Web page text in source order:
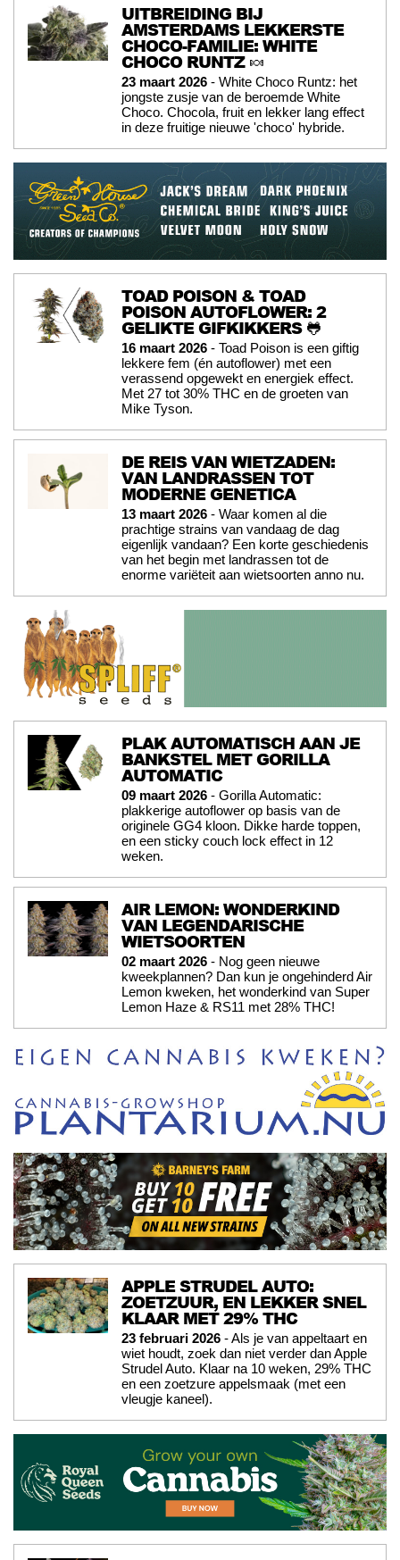
UITBREIDING BIJ
AMSTERDAMS LEKKERSTE
CHOCO-FAMILIE: WHITE
CHOCO RUNTZ 🍬
23 maart 2026 - White Choco Runtz: het
jongste zusje van de beroemde White
Choco. Chocola, fruit en lekker lang effect
in deze fruitige nieuwe 'choco' hybride.
TOAD POISON & TOAD
POISON AUTOFLOWER: 2
GELIKTE GIFKIKKERS 🐸
16 maart 2026 - Toad Poison is een giftig
lekkere fem (én autoflower) met een
verassend opgewekt en energiek effect.
Met 27 tot 30% THC en de groeten van
Mike Tyson.
DE REIS VAN WIETZADEN:
VAN LANDRASSEN TOT
MODERNE GENETICA
13 maart 2026 - Waar komen al die
prachtige strains van vandaag de dag
eigenlijk vandaan? Een korte geschiedenis
van het begin met landrassen tot de
enorme variëteit aan wietsoorten anno nu.
PLAK AUTOMATISCH AAN JE
BANKSTEL MET GORILLA
AUTOMATIC
09 maart 2026 - Gorilla Automatic:
plakkerige autoflower op basis van de
originele GG4 kloon. Dikke harde toppen,
en een sticky couch lock effect in 12
weken.
AIR LEMON: WONDERKIND
VAN LEGENDARISCHE
WIETSOORTEN
02 maart 2026 - Nog geen nieuwe
kweekplannen? Dan kun je ongehinderd Air
Lemon kweken, het wonderkind van Super
Lemon Haze & RS11 met 28% THC!
APPLE STRUDEL AUTO:
ZOETZUUR, EN LEKKER SNEL
KLAAR MET 29% THC
23 februari 2026 - Als je van appeltaart en
wiet houdt, zoek dan niet verder dan Apple
Strudel Auto. Klaar na 10 weken, 29% THC
en een zoetzure appelsmaak (met een
vleugje kaneel).